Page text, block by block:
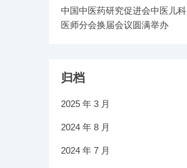
中国中医药研究促进会中医儿科
医师分会换届会议圆满举办
归档
2025 年 3 月
2024 年 8 月
2024 年 7 月